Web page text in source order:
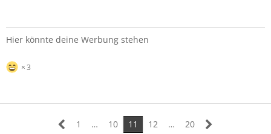
Hier könnte deine Werbung stehen
3
1 … 10 11 12 … 20